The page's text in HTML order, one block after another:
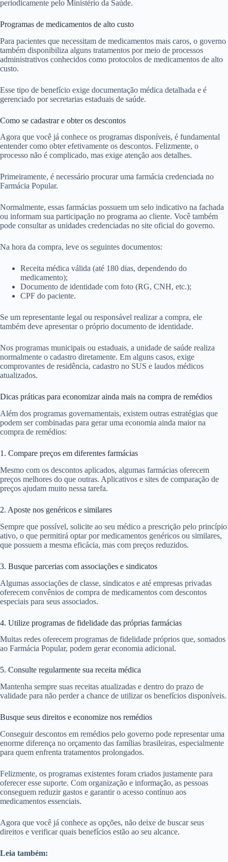
periodicamente pelo Ministério da Saúde.
Programas de medicamentos de alto custo
Para pacientes que necessitam de medicamentos mais caros, o governo
também disponibiliza alguns tratamentos por meio de processos
administrativos conhecidos como protocolos de medicamentos de alto
custo.
Esse tipo de benefício exige documentação médica detalhada e é
gerenciado por secretarias estaduais de saúde.
Como se cadastrar e obter os descontos
Agora que você já conhece os programas disponíveis, é fundamental
entender como obter efetivamente os descontos. Felizmente, o
processo não é complicado, mas exige atenção aos detalhes.
Primeiramente, é necessário procurar uma farmácia credenciada no
Farmácia Popular.
Normalmente, essas farmácias possuem um selo indicativo na fachada
ou informam sua participação no programa ao cliente. Você também
pode consultar as unidades credenciadas no site oficial do governo.
Na hora da compra, leve os seguintes documentos:
Receita médica válida (até 180 dias, dependendo do
medicamento);
Documento de identidade com foto (RG, CNH, etc.);
CPF do paciente.
Se um representante legal ou responsável realizar a compra, ele
também deve apresentar o próprio documento de identidade.
Nos programas municipais ou estaduais, a unidade de saúde realiza
normalmente o cadastro diretamente. Em alguns casos, exige
comprovantes de residência, cadastro no SUS e laudos médicos
atualizados.
Dicas práticas para economizar ainda mais na compra de remédios
Além dos programas governamentais, existem outras estratégias que
podem ser combinadas para gerar uma economia ainda maior na
compra de remédios:
1. Compare preços em diferentes farmácias
Mesmo com os descontos aplicados, algumas farmácias oferecem
preços melhores do que outras. Aplicativos e sites de comparação de
preços ajudam muito nessa tarefa.
2. Aposte nos genéricos e similares
Sempre que possível, solicite ao seu médico a prescrição pelo princípio
ativo, o que permitirá optar por medicamentos genéricos ou similares,
que possuem a mesma eficácia, mas com preços reduzidos.
3. Busque parcerias com associações e sindicatos
Algumas associações de classe, sindicatos e até empresas privadas
oferecem convênios de compra de medicamentos com descontos
especiais para seus associados.
4. Utilize programas de fidelidade das próprias farmácias
Muitas redes oferecem programas de fidelidade próprios que, somados
ao Farmácia Popular, podem gerar economia adicional.
5. Consulte regularmente sua receita médica
Mantenha sempre suas receitas atualizadas e dentro do prazo de
validade para não perder a chance de utilizar os benefícios disponíveis.
Busque seus direitos e economize nos remédios
Conseguir descontos em remédios pelo governo pode representar uma
enorme diferença no orçamento das famílias brasileiras, especialmente
para quem enfrenta tratamentos prolongados.
Felizmente, os programas existentes foram criados justamente para
oferecer esse suporte. Com organização e informação, as pessoas
conseguem reduzir gastos e garantir o acesso contínuo aos
medicamentos essenciais.
Agora que você já conhece as opções, não deixe de buscar seus
direitos e verificar quais benefícios estão ao seu alcance.
Leia também: